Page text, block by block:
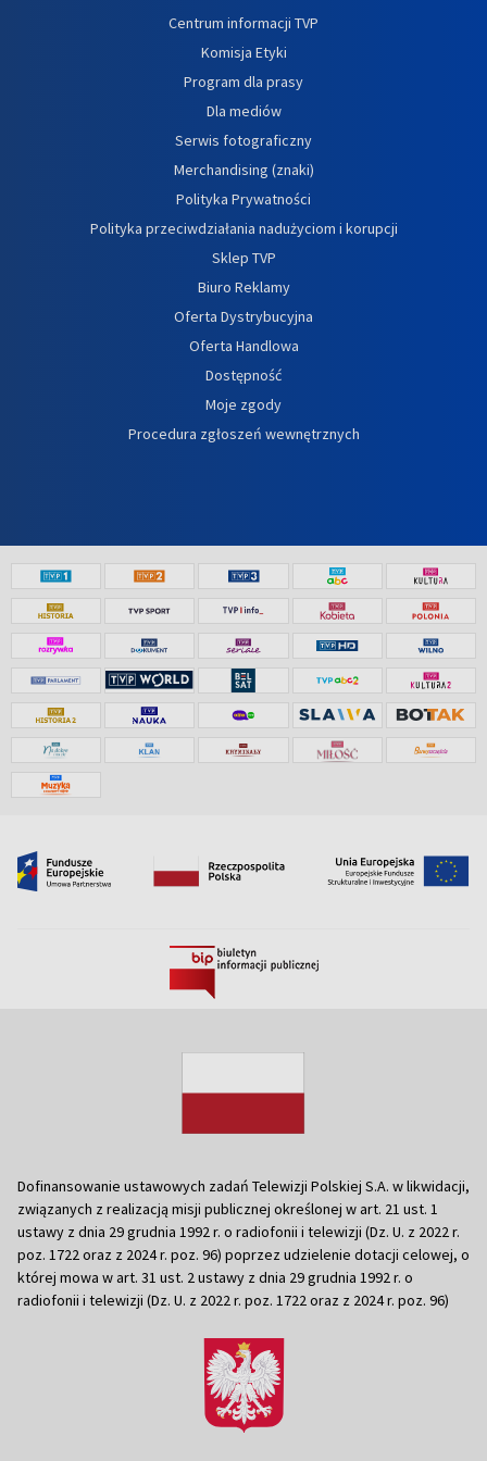
Centrum informacji TVP
Komisja Etyki
Program dla prasy
Dla mediów
Serwis fotograficzny
Merchandising (znaki)
Polityka Prywatności
Polityka przeciwdziałania nadużyciom i korupcji
Sklep TVP
Biuro Reklamy
Oferta Dystrybucyjna
Oferta Handlowa
Dostępność
Moje zgody
Procedura zgłoszeń wewnętrznych
Dofinansowanie ustawowych zadań Telewizji Polskiej S.A. w likwidacji,
związanych z realizacją misji publicznej określonej w art. 21 ust. 1
ustawy z dnia 29 grudnia 1992 r. o radiofonii i telewizji (Dz. U. z 2022 r.
poz. 1722 oraz z 2024 r. poz. 96) poprzez udzielenie dotacji celowej, o
której mowa w art. 31 ust. 2 ustawy z dnia 29 grudnia 1992 r. o
radiofonii i telewizji (Dz. U. z 2022 r. poz. 1722 oraz z 2024 r. poz. 96)